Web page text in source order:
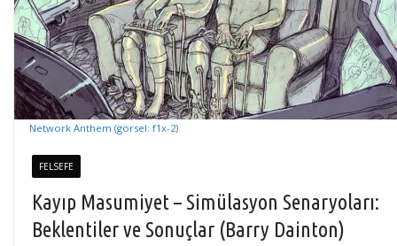
Network Anthem (görsel: f1x-2)
FELSEFE
Kayıp Masumiyet – Simülasyon Senaryoları:
Beklentiler ve Sonuçlar (Barry Dainton)